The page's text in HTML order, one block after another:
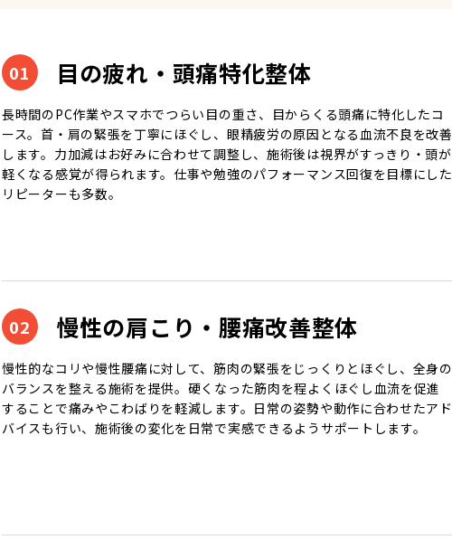
01 目の疲れ・頭痛特化整体
長時間のPC作業やスマホでつらい目の重さ、目からくる頭痛に特化したコ
ース。首・肩の緊張を丁寧にほぐし、眼精疲労の原因となる血流不良を改善
します。力加減はお好みに合わせて調整し、施術後は視界がすっきり・頭が
軽くなる感覚が得られます。仕事や勉強のパフォーマンス回復を目標にした
リピーターも多数。
02 慢性の肩こり・腰痛改善整体
慢性的なコリや慢性腰痛に対して、筋肉の緊張をじっくりとほぐし、全身の
バランスを整える施術を提供。硬くなった筋肉を程よくほぐし血流を促進
することで痛みやこわばりを軽減します。日常の姿勢や動作に合わせたアド
バイスも行い、施術後の変化を日常で実感できるようサポートします。